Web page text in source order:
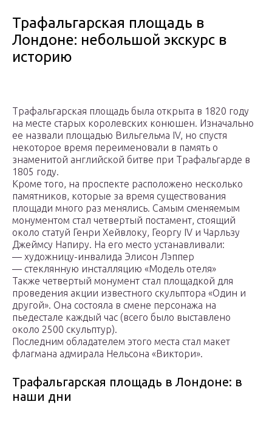
Трафальгарская площадь в
Лондоне: небольшой экскурс в
историю
Трафальгарская площадь была открыта в 1820 году
на месте старых королевских конюшен. Изначально
ее назвали площадью Вильгельма IV, но спустя
некоторое время переименовали в память о
знаменитой английской битве при Трафальгарде в
1805 году.
Кроме того, на проспекте расположено несколько
памятников, которые за время существования
площади много раз менялись. Самым сменяемым
монументом стал четвертый постамент, стоящий
около статуй Генри Хейвлоку, Георгу IV и Чарльзу
Джеймсу Напиру. На его место устанавливали:
— художницу-инвалида Элисон Лэппер
— стеклянную инсталляцию «Модель отеля»
Также четвертый монумент стал площадкой для
проведения акции известного скульптора «Один и
другой». Она состояла в смене персонажа на
пьедестале каждый час (всего было выставлено
около 2500 скульптур).
Последним обладателем этого места стал макет
флагмана адмирала Нельсона «Виктори».
Трафальгарская площадь в Лондоне: в
наши дни